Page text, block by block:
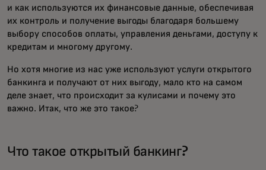
и как используются их финансовые данные, обеспечивая
их контроль и получение выгоды благодаря большему
выбору способов оплаты, управления деньгами, доступу к
кредитам и многому другому.
Но хотя многие из нас уже используют услуги открытого
банкинга и получают от них выгоду, мало кто на самом
деле знает, что происходит за кулисами и почему это
важно. Итак, что же это такое?
Что такое открытый банкинг?